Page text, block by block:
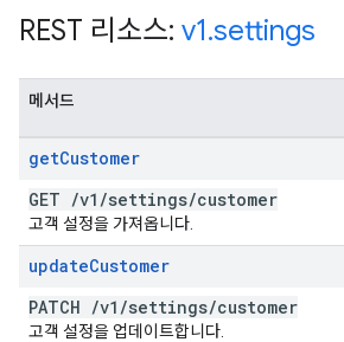
REST 리소스: v1.settings
메서드
getCustomer
GET /v1 /settings/customer
고객 설정을 가져옵니다.
updateCustomer
PATCH /v1 /settings/customer
고객 설정을 업데이트합니다.